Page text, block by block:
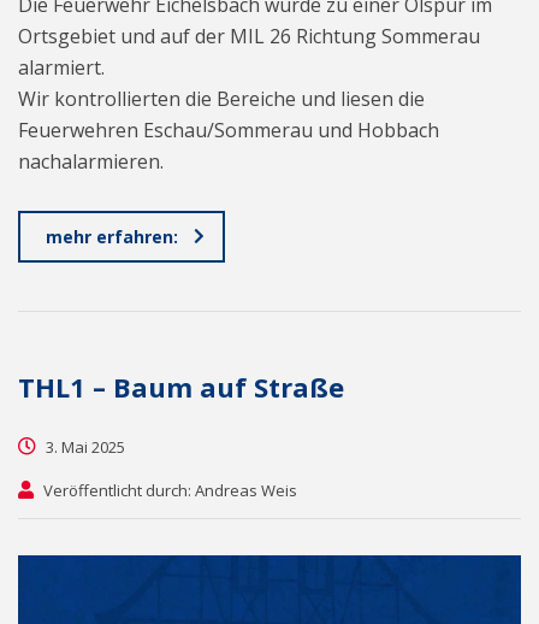
Ortsgebiet und auf der MIL 26 Richtung Sommerau
alarmiert.
Wir kontrollierten die Bereiche und liesen die
Feuerwehren Eschau/Sommerau und Hobbach
nachalarmieren.
mehr erfahren:
THL1 – Baum auf Straße
3. Mai 2025
Veröffentlicht durch: Andreas Weis